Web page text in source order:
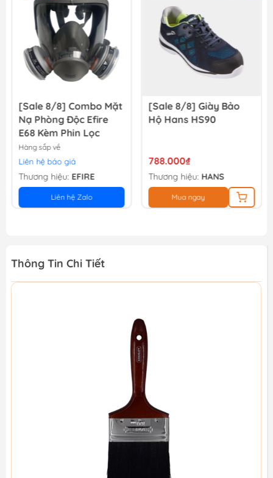
137.080₫ 149.000₫
[Sale 8/8] Combo Mặt
Nạ Phòng Độc Efire
E68 Kèm Phin Lọc
Hàng sắp về
Liên hệ báo giá
Thương hiệu: EFIRE
Liên hệ Zalo
[Sale 8/8] Giày Bảo
Hộ Hans HS90
788.000₫
Thương hiệu: HANS
Mua ngay
Thông Tin Chi Tiết